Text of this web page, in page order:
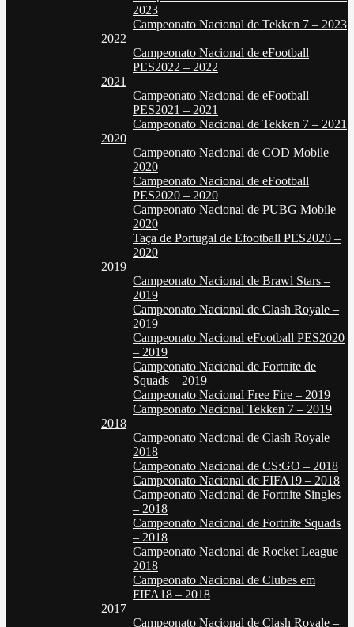
2023
Campeonato Nacional de Tekken 7 – 2023
2022
Campeonato Nacional de eFootball
PES2022 – 2022
2021
Campeonato Nacional de eFootball
PES2021 – 2021
Campeonato Nacional de Tekken 7 – 2021
2020
Campeonato Nacional de COD Mobile –
2020
Campeonato Nacional de eFootball
PES2020 – 2020
Campeonato Nacional de PUBG Mobile –
2020
Taça de Portugal de Efootball PES2020 –
2020
2019
Campeonato Nacional de Brawl Stars –
2019
Campeonato Nacional de Clash Royale –
2019
Campeonato Nacional eFootball PES2020
– 2019
Campeonato Nacional de Fortnite de
Squads – 2019
Campeonato Nacional Free Fire – 2019
Campeonato Nacional Tekken 7 – 2019
2018
Campeonato Nacional de Clash Royale –
2018
Campeonato Nacional de CS:GO – 2018
Campeonato Nacional de FIFA19 – 2018
Campeonato Nacional de Fortnite Singles
– 2018
Campeonato Nacional de Fortnite Squads
– 2018
Campeonato Nacional de Rocket League –
2018
Campeonato Nacional de Clubes em
FIFA18 – 2018
2017
Campeonato Nacional de Clash Royale –